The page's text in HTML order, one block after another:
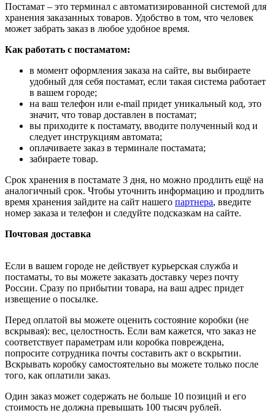
Постамат – это терминал с автоматизированной системой для
хранения заказанных товаров. Удобство в том, что человек
может забрать заказ в любое удобное время.
Как работать с постаматом:
в момент оформления заказа на сайте, вы выбираете
удобный для себя постамат, если такая система работает
в вашем городе;
на ваш телефон или e-mail придет уникальный код, это
значит, что товар доставлен в постамат;
вы приходите к постамату, вводите полученный код и
следует инструкциям автомата;
оплачиваете заказ в терминале постамата;
забираете товар.
Срок хранения в постамате 3 дня, но можно продлить ещё на
аналогичный срок. Чтобы уточнить информацию и продлить
время хранения зайдите на сайт нашего партнера, введите
номер заказа и телефон и следуйте подсказкам на сайте.
Почтовая доставка
Если в вашем городе не действует курьерская служба и
постаматы, то вы можете заказать доставку через почту
России. Сразу по прибытии товара, на ваш адрес придет
извещение о посылке.
Перед оплатой вы можете оценить состояние коробки (не
вскрывая): вес, целостность. Если вам кажется, что заказ не
соответствует параметрам или коробка повреждена,
попросите сотрудника почты составить акт о вскрытии.
Вскрывать коробку самостоятельно вы можете только после
того, как оплатили заказ.
Один заказ может содержать не больше 10 позиций и его
стоимость не должна превышать 100 тысяч рублей.